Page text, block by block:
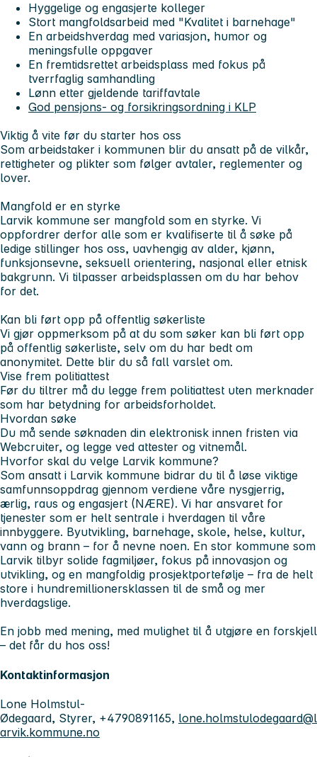
Hyggelige og engasjerte kolleger
Stort mangfoldsarbeid med "Kvalitet i barnehage"
En arbeidshverdag med variasjon, humor og
meningsfulle oppgaver
En fremtidsrettet arbeidsplass med fokus på
tverrfaglig samhandling
Lønn etter gjeldende tariffavtale
God pensjons- og forsikringsordning i KLP
Viktig å vite før du starter hos oss
Som arbeidstaker i kommunen blir du ansatt på de vilkår,
rettigheter og plikter som følger avtaler, reglementer og
lover.
Mangfold er en styrke
Larvik kommune ser mangfold som en styrke. Vi
oppfordrer derfor alle som er kvalifiserte til å søke på
ledige stillinger hos oss, uavhengig av alder, kjønn,
funksjonsevne, seksuell orientering, nasjonal eller etnisk
bakgrunn. Vi tilpasser arbeidsplassen om du har behov
for det.
Kan bli ført opp på offentlig søkerliste
Vi gjør oppmerksom på at du som søker kan bli ført opp
på offentlig søkerliste, selv om du har bedt om
anonymitet. Dette blir du så fall varslet om.
Vise frem politiattest
Før du tiltrer må du legge frem politiattest uten merknader
som har betydning for arbeidsforholdet.
Hvordan søke
Du må sende søknaden din elektronisk innen fristen via
Webcruiter, og legge ved attester og vitnemål.
Hvorfor skal du velge Larvik kommune?
Som ansatt i Larvik kommune bidrar du til å løse viktige
samfunnsoppdrag gjennom verdiene våre nysgjerrig,
ærlig, raus og engasjert (NÆRE). Vi har ansvaret for
tjenester som er helt sentrale i hverdagen til våre
innbyggere. Byutvikling, barnehage, skole, helse, kultur,
vann og brann – for å nevne noen. En stor kommune som
Larvik tilbyr solide fagmiljøer, fokus på innovasjon og
utvikling, og en mangfoldig prosjektportefølje – fra de helt
store i hundremillionersklassen til de små og mer
hverdagslige.
En jobb med mening, med mulighet til å utgjøre en forskjell
– det får du hos oss!
Kontaktinformasjon
Lone Holmstul-
Ødegaard, Styrer, +4790891165, lone.holmstulodegaard@l
arvik.kommune.no